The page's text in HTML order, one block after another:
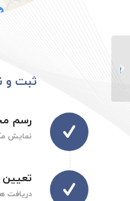
ثبت و
رسم
نمایش
دریافت